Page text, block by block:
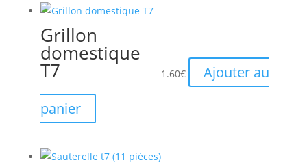
Grillon
domestique
T7 1.60€
Ajouter au
panier